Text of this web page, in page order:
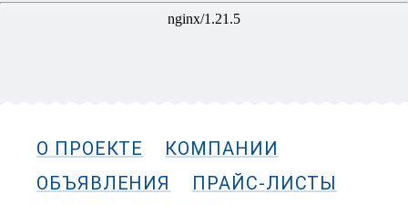
О ПРОЕКТЕ
КОМПАНИИ
ОБЪЯВЛЕНИЯ
ПРАЙС-ЛИСТЫ